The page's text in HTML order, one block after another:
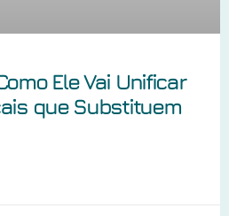
Ele Vai Unificar
que Substituem